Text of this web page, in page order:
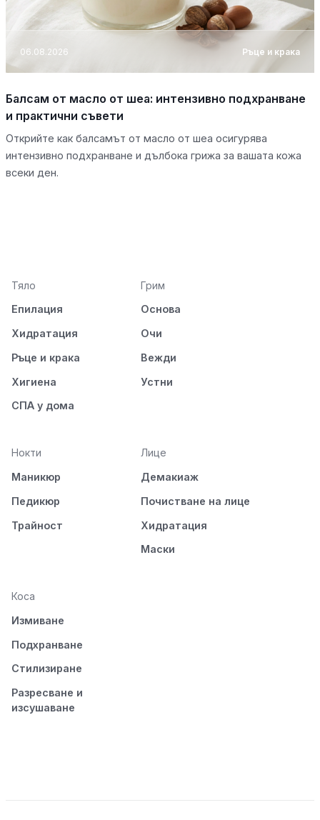
06.08.2026 Ръце и крака
Балсам от масло от шеа: интензивно подхранване
и практични съвети
Открийте как балсамът от масло от шеа осигурява
интензивно подхранване и дълбока грижа за вашата кожа
всеки ден.
Тяло
Епилация
Хидратация
Ръце и крака
Хигиена
СПА у дома
Грим
Основа
Очи
Вежди
Устни
Нокти
Маникюр
Педикюр
Трайност
Лице
Демакиаж
Почистване на лице
Хидратация
Маски
Коса
Измиване
Подхранване
Стилизиране
Разресване и
изсушаване